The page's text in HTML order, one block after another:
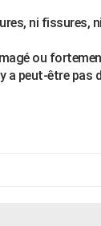
ni fissures,
ou
a peut-être